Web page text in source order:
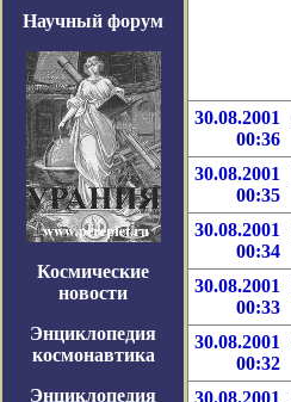
Научный форум
Космические
новости
Энциклопедия
космонавтика
Энциклопедия
30.08.2001
00:36
30.08.2001
00:35
30.08.2001
00:34
30.08.2001
00:33
30.08.2001
00:32
30.08.2001